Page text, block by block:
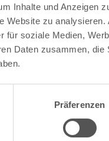
Inhalte und Anzeigen
Website zu
für soziale Medien,
Daten zusammen,
Präferenzen